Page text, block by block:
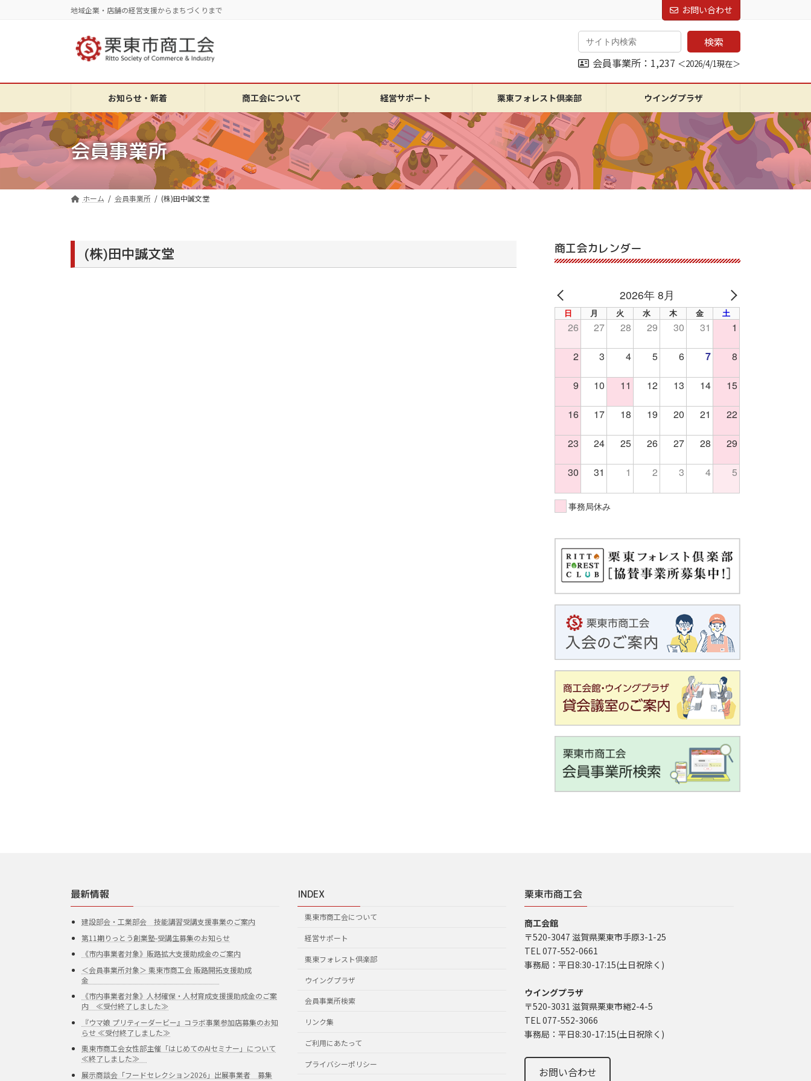
へ
ッ
プ
ョ
移
動
地域企業・店舗の経営支援からまちづくりまで お問い合わせ
検索
会員事業所：1,237 ＜2026/4/1現在＞
お知らせ・新着 商工会について 経営サポート 栗東フォレスト倶楽部 ウイングプラザ
会員事業所
ホーム 会員事業所 (株)田中誠文堂
(株)田中誠文堂 商工会カレンダー
PREV
2026年 8月
NEXT
日 月 火 水 木 金 土
26 27 28 29 30 31 1
2 3 4 5 6 7 8
9 10 11 12 13 14 15
16 17 18 19 20 21 22
23 24 25 26 27 28 29
30 31 1 2 3 4 5
事務局休み
最新情報
建設部会・工業部会 技能講習受講支援事業のご案内
第11期りっとう創業塾-受講生募集のお知らせ
《市内事業者対象》販路拡大支援助成金のご案内
＜会員事業所対象＞ 栗東市商工会 販路開拓支援助成
金
《市内事業者対象》人材確保・人材育成支援援助成金のご案
内 ≪受付終了しました≫
『ウマ娘 プリティーダービー』コラボ事業参加店募集のお知
らせ ≪受付終了しました≫
栗東市商工会女性部主催「はじめてのAIセミナー」について
≪終了しました≫
展示商談会「フードセレクション2026」出展事業者 募集
INDEX
栗東市商工会について
経営サポート
栗東フォレスト倶楽部
ウイングプラザ
会員事業所検索
リンク集
ご利用にあたって
プライバシーポリシー
栗東市商工会
商工会館
〒520-3047 滋賀県栗東市手原3-1-25
TEL 077-552-0661
事務局：平日8:30-17:15(土日祝除く)
ウイングプラザ
〒520-3031 滋賀県栗東市綣2-4-5
TEL 077-552-3066
事務局：平日8:30-17:15(土日祝除く)
お問い合わせ